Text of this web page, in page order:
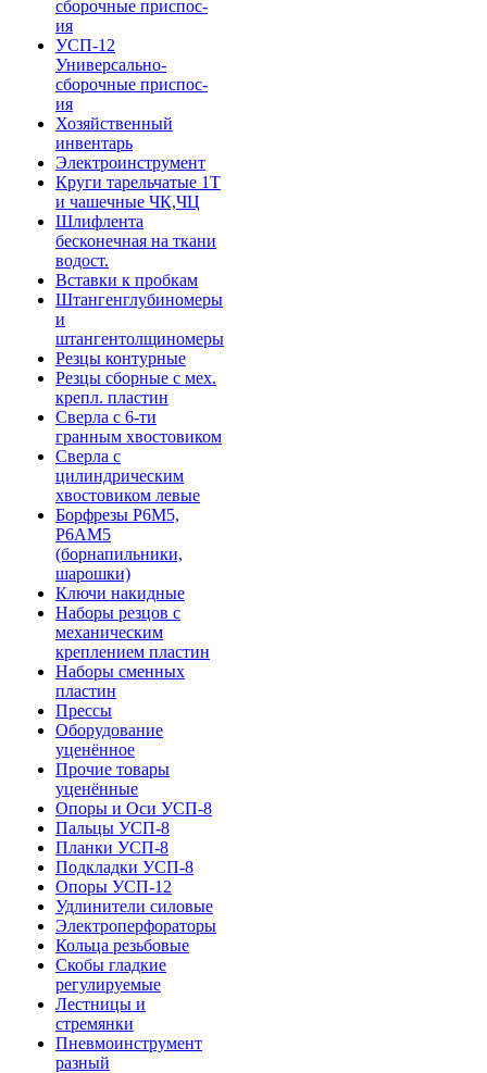
сборочные приспос-
ия
УСП-12
Универсально-
сборочные приспос-
ия
Хозяйственный
инвентарь
Электроинструмент
Круги тарельчатые 1Т
и чашечные ЧК,ЧЦ
Шлифлента
бесконечная на ткани
водост.
Вставки к пробкам
Штангенглубиномеры
и
штангентолщиномеры
Резцы контурные
Резцы сборные с мех.
крепл. пластин
Сверла с 6-ти
гранным хвостовиком
Сверла с
цилиндрическим
хвостовиком левые
Борфрезы Р6М5,
Р6АМ5
(борнапильники,
шарошки)
Ключи накидные
Наборы резцов с
механическим
креплением пластин
Наборы сменных
пластин
Прессы
Оборудование
уценённое
Прочие товары
уценённые
Опоры и Оси УСП-8
Пальцы УСП-8
Планки УСП-8
Подкладки УСП-8
Опоры УСП-12
Удлинители силовые
Электроперфораторы
Кольца резьбовые
Скобы гладкие
регулируемые
Лестницы и
стремянки
Пневмоинструмент
разный